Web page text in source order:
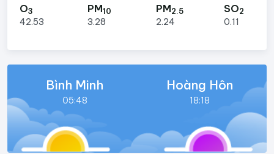
O3
42.53
PM10
3.28
PM2.5
2.24
SO2
0.11
Bình Minh
05:48
Hoàng Hôn
18:18